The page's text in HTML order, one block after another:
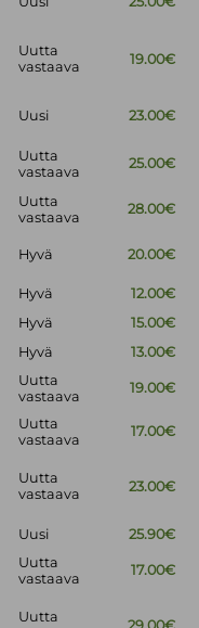
Uutta
vastaava
19.00€
Uusi 23.00€
Uutta
vastaava
25.00€
Uutta
vastaava
28.00€
Hyvä 20.00€
Hyvä
12.00€
Hyvä
15.00€
Hyvä 13.00€
Uutta
vastaava
19.00€
Uutta
vastaava
17.00€
Uutta
vastaava
23.00€
Uusi 25.90€
Uutta
vastaava
17.00€
Uutta